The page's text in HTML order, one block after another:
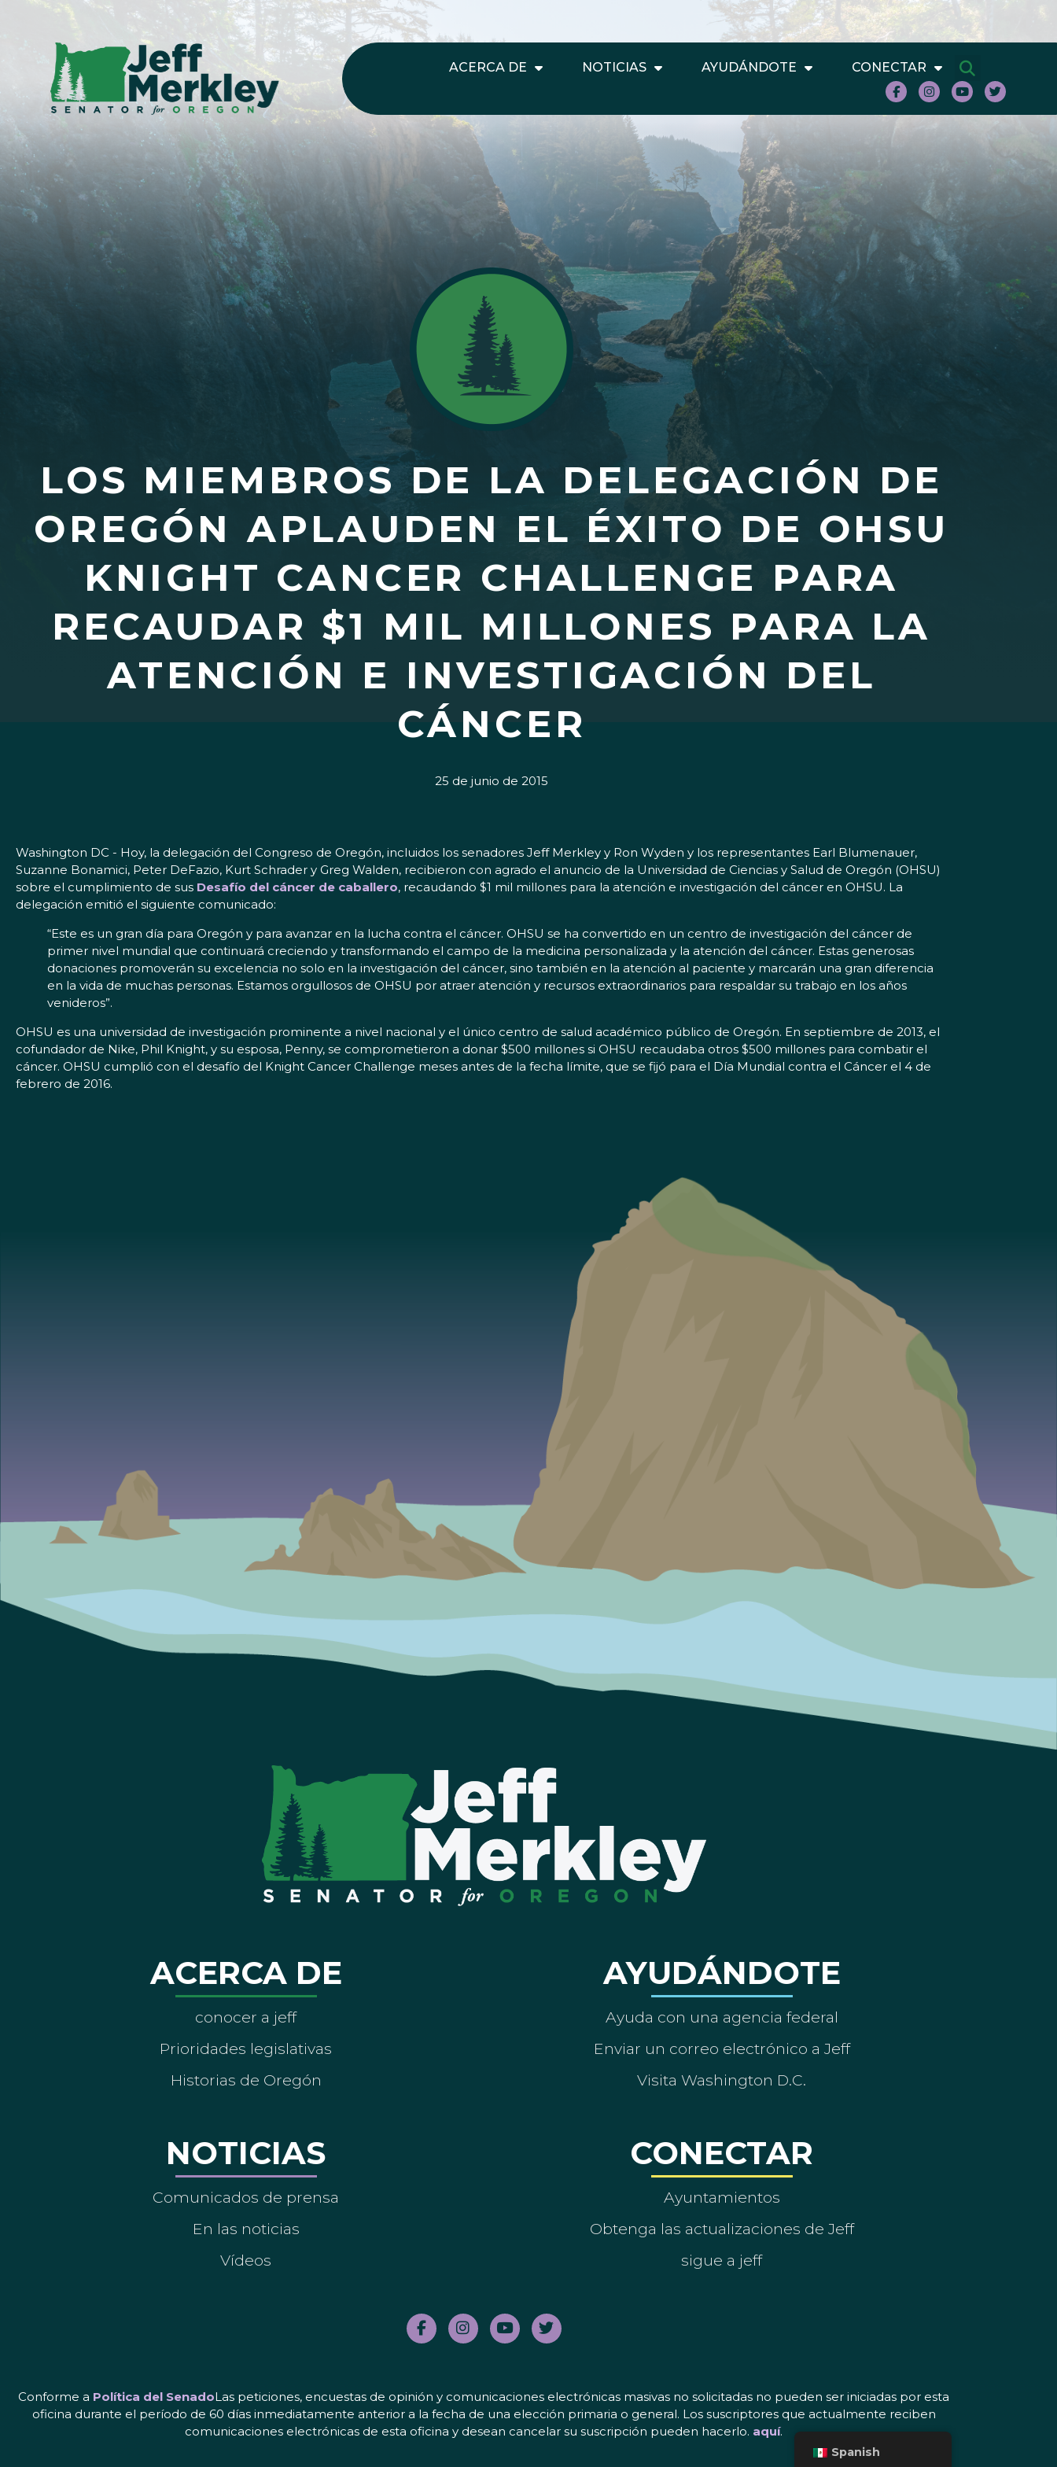
ACERCA DE NOTICIAS AYUDÁNDOTE CONECTAR
LOS MIEMBROS DE LA DELEGACIÓN DE
OREGÓN APLAUDEN EL ÉXITO DE OHSU
KNIGHT CANCER CHALLENGE PARA
RECAUDAR $1 MIL MILLONES PARA LA
ATENCIÓN E INVESTIGACIÓN DEL
CÁNCER
25 de junio de 2015
Washington DC - Hoy, la delegación del Congreso de Oregón, incluidos los senadores Jeff Merkley y Ron Wyden y los representantes Earl Blumenauer,
Suzanne Bonamici, Peter DeFazio, Kurt Schrader y Greg Walden, recibieron con agrado el anuncio de la Universidad de Ciencias y Salud de Oregón (OHSU)
sobre el cumplimiento de sus Desafío del cáncer de caballero, recaudando $1 mil millones para la atención e investigación del cáncer en OHSU. La
delegación emitió el siguiente comunicado:
“Este es un gran día para Oregón y para avanzar en la lucha contra el cáncer. OHSU se ha convertido en un centro de investigación del cáncer de
primer nivel mundial que continuará creciendo y transformando el campo de la medicina personalizada y la atención del cáncer. Estas generosas
donaciones promoverán su excelencia no solo en la investigación del cáncer, sino también en la atención al paciente y marcarán una gran diferencia
en la vida de muchas personas. Estamos orgullosos de OHSU por atraer atención y recursos extraordinarios para respaldar su trabajo en los años
venideros”.
OHSU es una universidad de investigación prominente a nivel nacional y el único centro de salud académico público de Oregón. En septiembre de 2013, el
cofundador de Nike, Phil Knight, y su esposa, Penny, se comprometieron a donar $500 millones si OHSU recaudaba otros $500 millones para combatir el
cáncer. OHSU cumplió con el desafío del Knight Cancer Challenge meses antes de la fecha límite, que se fijó para el Día Mundial contra el Cáncer el 4 de
febrero de 2016.
ACERCA DE
conocer a jeff
Prioridades legislativas
Historias de Oregón
NOTICIAS
Comunicados de prensa
En las noticias
Vídeos
AYUDÁNDOTE
Ayuda con una agencia federal
Enviar un correo electrónico a Jeff
Visita Washington D.C.
CONECTAR
Ayuntamientos
Obtenga las actualizaciones de Jeff
sigue a jeff
Conforme a Política del SenadoLas peticiones, encuestas de opinión y comunicaciones electrónicas masivas no solicitadas no pueden ser iniciadas por esta
oficina durante el período de 60 días inmediatamente anterior a la fecha de una elección primaria o general. Los suscriptores que actualmente reciben
comunicaciones electrónicas de esta oficina y desean cancelar su suscripción pueden hacerlo. aquí.
Spanish